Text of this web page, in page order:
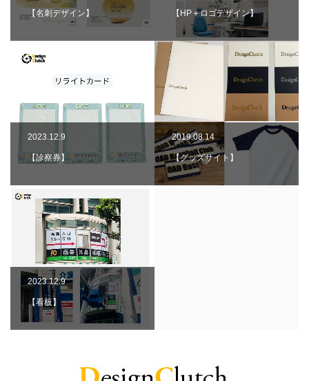
【名刺デザイン】 【HP＋ロゴデザイン】
2023.12.9
【診察券】
2019.08.14
【グッズサイト】
2023.12.9
【看板】